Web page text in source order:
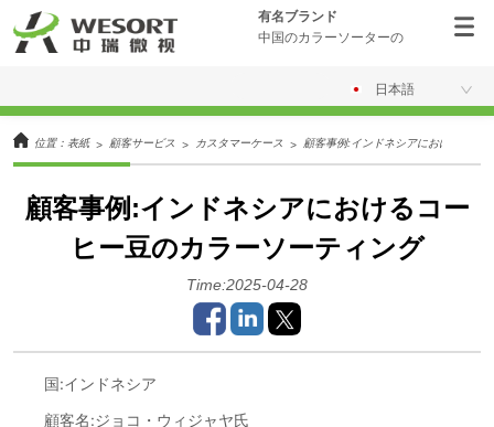
有名ブランド
中国のカラーソーターの
日本語
位置： 表紙 > 顧客サービス > カスタマーケース > 顧客事例:インドネシアにおけるコー
顧客事例:インドネシアにおけるコー
ヒー豆のカラーソーティング
Time:2025-04-28